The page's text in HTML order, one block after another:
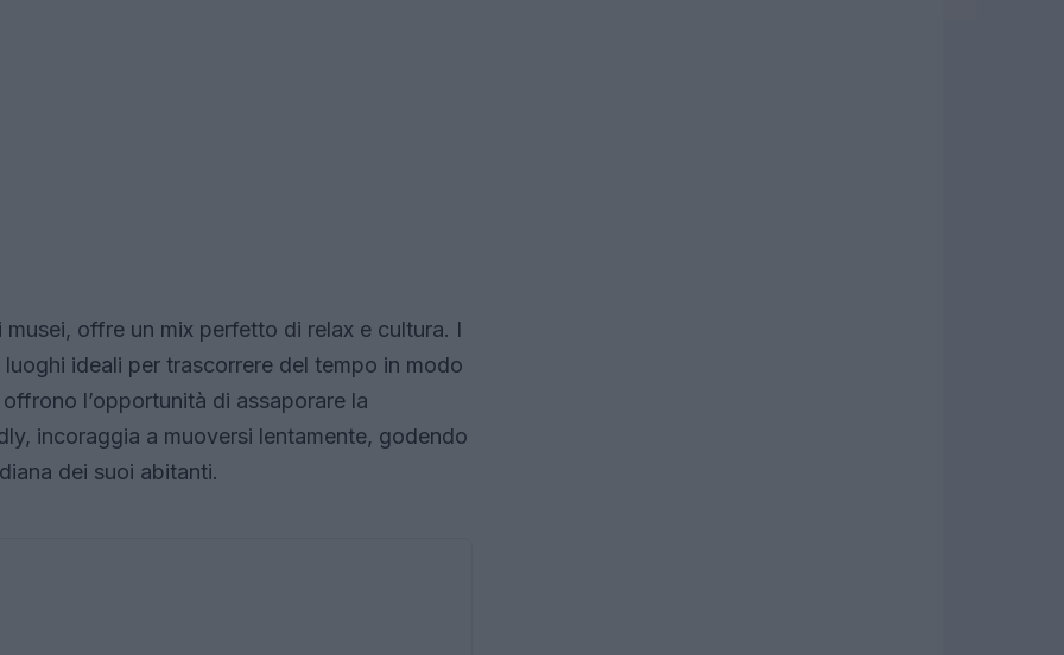
offre un mix perfetto di relax e cultura. I
ideali per trascorrere del tempo in modo
l’opportunità di assaporare la
incoraggia a muoversi lentamente, godendo
dei suoi abitanti.